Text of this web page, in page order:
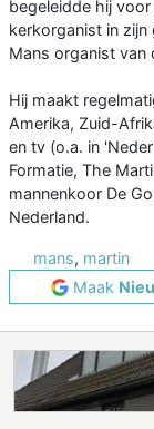
begeleidde hij
kerkorganist in
Mans organist van
Hij maakt
Amerika, Zuid-
en tv (o.a. in
Formatie, The
mannenkoor De
Nederland.
mans, martin
Maak